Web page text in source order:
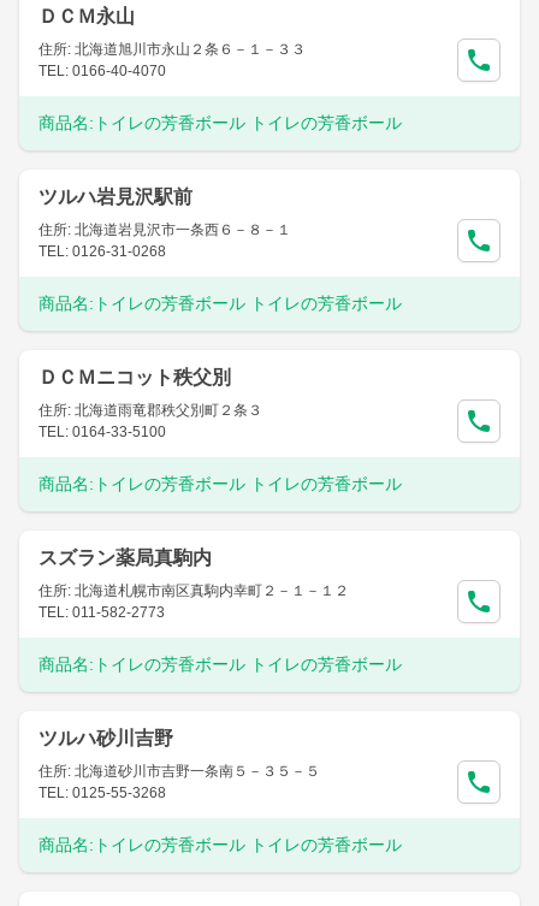
ＤＣＭ永山
住所: 北海道旭川市永山２条６－１－３３
TEL: 0166-40-4070
商品名: トイレの芳香ボール トイレの芳香ボール
ツルハ岩見沢駅前
住所: 北海道岩見沢市一条西６－８－１
TEL: 0126-31-0268
商品名: トイレの芳香ボール トイレの芳香ボール
ＤＣＭニコット秩父別
住所: 北海道雨竜郡秩父別町２条３
TEL: 0164-33-5100
商品名: トイレの芳香ボール トイレの芳香ボール
スズラン薬局真駒内
住所: 北海道札幌市南区真駒内幸町２－１－１２
TEL: 011-582-2773
商品名: トイレの芳香ボール トイレの芳香ボール
ツルハ砂川吉野
住所: 北海道砂川市吉野一条南５－３５－５
TEL: 0125-55-3268
商品名: トイレの芳香ボール トイレの芳香ボール